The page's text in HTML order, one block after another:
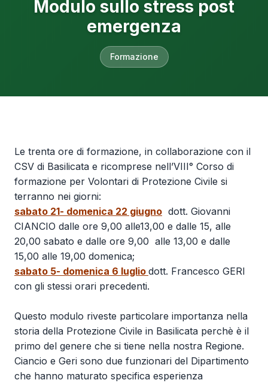
Modulo sullo stress post
emergenza
Formazione
Le trenta ore di formazione, in collaborazione con il
CSV di Basilicata e ricomprese nell’VIII° Corso di
formazione per Volontari di Protezione Civile si
terranno nei giorni:
sabato 21- domenica 22 giugno dott. Giovanni
CIANCIO dalle ore 9,00 alle13,00 e dalle 15, alle
20,00 sabato e dalle ore 9,00 alle 13,00 e dalle
15,00 alle 19,00 domenica;
sabato 5- domenica 6 luglio dott. Francesco GERI
con gli stessi orari precedenti.
Questo modulo riveste particolare importanza nella
storia della Protezione Civile in Basilicata perchè è il
primo del genere che si tiene nella nostra Regione.
Ciancio e Geri sono due funzionari del Dipartimento
che hanno maturato specifica esperienza